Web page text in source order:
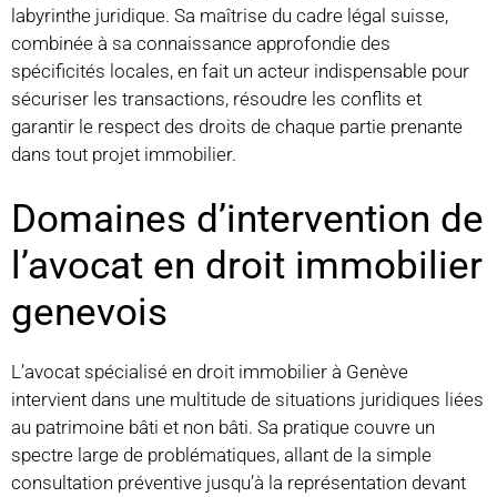
labyrinthe juridique. Sa maîtrise du cadre légal suisse,
combinée à sa connaissance approfondie des
spécificités locales, en fait un acteur indispensable pour
sécuriser les transactions, résoudre les conflits et
garantir le respect des droits de chaque partie prenante
dans tout projet immobilier.
Domaines d’intervention de
l’avocat en droit immobilier
genevois
L’avocat spécialisé en droit immobilier à Genève
intervient dans une multitude de situations juridiques liées
au patrimoine bâti et non bâti. Sa pratique couvre un
spectre large de problématiques, allant de la simple
consultation préventive jusqu’à la représentation devant